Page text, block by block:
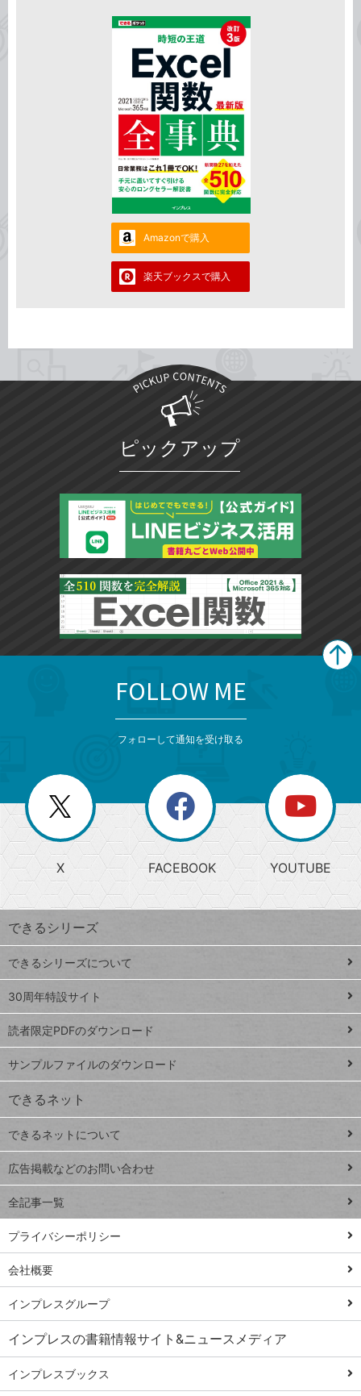
Amazonで購入
楽天ブックスで購入
ピックアップ
じ
る
search
検
索
上
昇
ワ
ー
ド
Google
スプレ
ッドシ
ート
iPhone
VLOOKUP
close
閉じ
る
閉
じ
る
ー
か
ら
探
す
ト
ッ
プ
ペ
ジ
連載
Excel Q&A
トイアンナ流仕
事術
PowerAutomate
ではじめる業務
の完全自動化
AI議事録作成術
Windows 11
Q&A
Teams踏み込み
活用術
FOLLOW ME
フォローして通知を受け取る
X FACEBOOK YOUTUBE
できるシリーズ
できるシリーズについて
30周年特設サイト
読者限定PDFのダウンロード
サンプルファイルのダウンロード
できるネット
できるネットについて
広告掲載などのお問い合わせ
全記事一覧
プライバシーポリシー
会社概要
インプレスグループ
インプレスの書籍情報サイト&ニュースメディア
インプレスブックス